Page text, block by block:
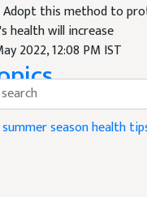
Adopt this method to
health will increase
2022, 12:08 PM IST
summer seasonhealth